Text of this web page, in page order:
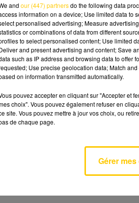
Coco Caline
JULIEN DORE
and our (447) partnersdo the following data
information on a device; Use limited data to
personalised advertising; Measure
or combinations of data from different
to select personalised content; Use limited
and present advertising and content; Save
such as IP address and browsing data to offer
Use precise geolocation data; Match
on information transmitted automatically.
pouvez accepter en cliquant sur "Accepter et
choix". Vous pouvez également refuser en
site. Vous pouvez mettre à jour vos choix, ou
de chaque page.
Gérer